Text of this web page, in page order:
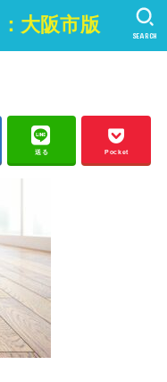
大阪市版 SEARCH
送る Pocket